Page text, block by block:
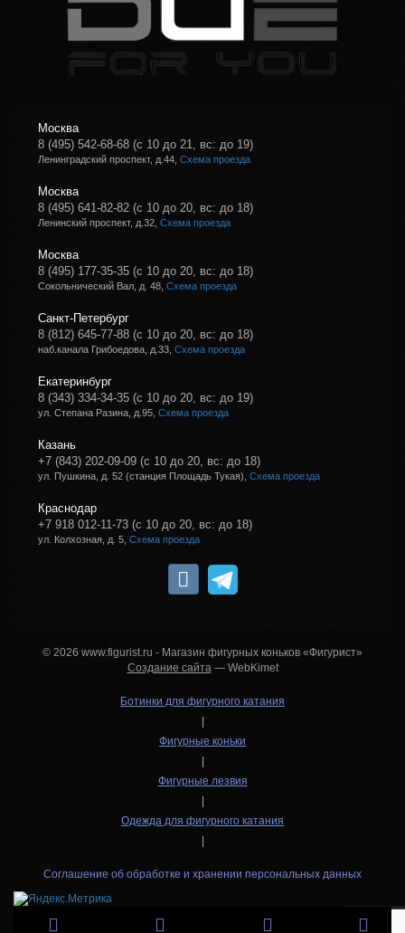
Москва
8 (495) 542-68-68 (с 10 до 21, вс: до 19)
Ленинградский проспект, д.44, Схема проезда
Москва
8 (495) 641-82-82 (с 10 до 20, вс: до 18)
Ленинский проспект, д.32, Схема проезда
Москва
8 (495) 177-35-35 (с 10 до 20, вс: до 18)
Сокольнический Вал, д. 48, Схема проезда
Санкт-Петербург
8 (812) 645-77-88 (с 10 до 20, вс: до 18)
наб.канала Грибоедова, д.33, Схема проезда
Екатеринбург
8 (343) 334-34-35 (с 10 до 20, вс: до 19)
ул. Степана Разина, д.95, Схема проезда
Казань
+7 (843) 202-09-09 (с 10 до 20, вс: до 18)
ул. Пушкина, д. 52 (станция Площадь Тукая), Схема проезда
Краснодар
+7 918 012-11-73 (с 10 до 20, вс: до 18)
ул. Колхозная, д. 5, Схема проезда
© 2026 www.figurist.ru - Магазин фигурных коньков «Фигурист»
Создание сайта — WebKimet
Ботинки для фигурного катания
|
Фигурные коньки
|
Фигурные лезвия
|
Одежда для фигурного катания
|
Соглашение об обработке и хранении персональных данных